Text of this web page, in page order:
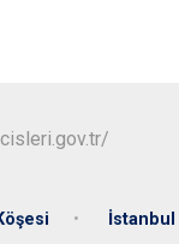
İstanbul